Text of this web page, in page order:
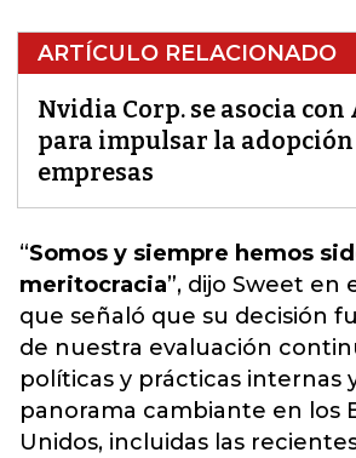
ARTÍCULO RELACIONADO
Nvidia Corp. se asocia
para impulsar la adopción
empresas
“Somos y siempre hemos
meritocracia”, dijo Sweet en
que señaló que su decisión
de nuestra evaluación
políticas y prácticas internas
panorama cambiante en los
Unidos, incluidas las